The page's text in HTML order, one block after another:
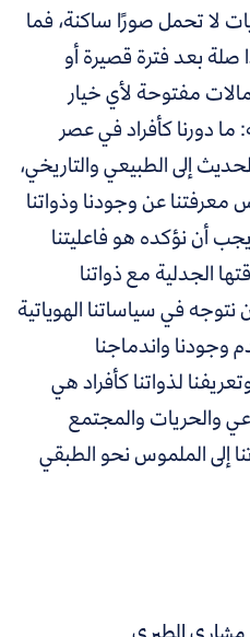
لا تحمل صورًا ساكنة، فما
بعد فترة قصيرة أو
مفتوحة لأي خيار
دورنا كأفراد في عصر
إلى الطبيعي والتاريخي،
عن وجودنا وذواتنا
أن نؤكده هو فاعليتنا
الجدلية مع ذواتنا
في سياساتنا الهوياتية
واندماجنا
لذواتنا كأفراد هي
والحريات والمجتمع
إلى الملموس نحو الطبقي